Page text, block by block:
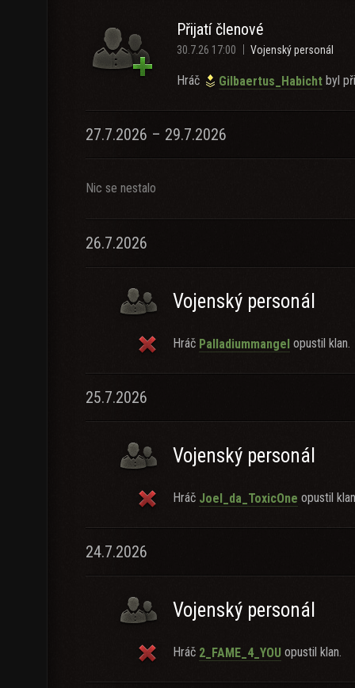
Přijatí členové
30.7.26 17:00 Vojenský personál
Hráč Gilbaertus_Habicht byl
27.7.2026 – 29.7.2026
Nic se nestalo
26.7.2026
Vojenský personál
Hráč Palladiummangel opustil klan.
25.7.2026
Vojenský personál
Hráč Joel_da_ToxicOne opustil
24.7.2026
Vojenský personál
Hráč 2_FAME_4_YOU opustil klan.